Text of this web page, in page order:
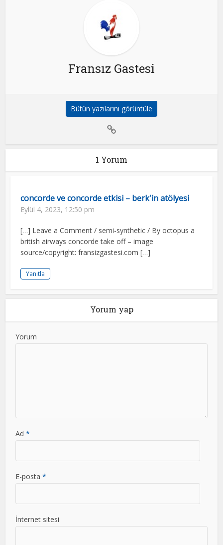
Fransız Gastesi
Bütün yazılarını görüntüle
1 Yorum
concorde ve concorde etkisi – berk'in atölyesi
Eylül 4, 2023, 12:50 pm
[…] Leave a Comment / semi-synthetic / By octopus a
british airways concorde take off – image
source/copyright: fransizgastesi.com […]
Yanıtla
Yorum yap
Yorum
Ad*
E-posta*
İnternet sitesi